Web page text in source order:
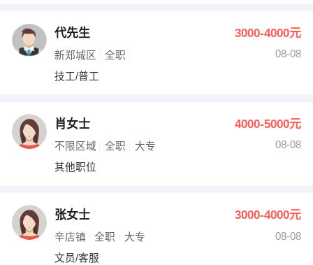
其他职位
代先生 3000-4000元
新郑城区 全职
08-08
技工/普工
肖女士 4000-5000元
不限区域 全职 大专
08-08
其他职位
张女士 3000-4000元
辛店镇 全职 大专
08-08
文员/客服